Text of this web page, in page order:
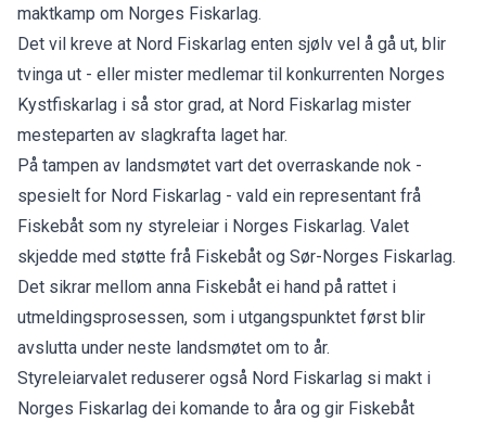
maktkamp om Norges Fiskarlag.
Det vil kreve at Nord Fiskarlag enten sjølv vel å gå ut, blir
tvinga ut - eller mister medlemar til konkurrenten Norges
Kystfiskarlag i så stor grad, at Nord Fiskarlag mister
mesteparten av slagkrafta laget har.
På tampen av landsmøtet vart det overraskande nok -
spesielt for Nord Fiskarlag - vald ein representant frå
Fiskebåt som ny styreleiar i Norges Fiskarlag. Valet
skjedde med støtte frå Fiskebåt og Sør-Norges Fiskarlag.
Det sikrar mellom anna Fiskebåt ei hand på rattet i
utmeldingsprosessen, som i utgangspunktet først blir
avslutta under neste landsmøtet om to år.
Styreleiarvalet reduserer også Nord Fiskarlag si makt i
Norges Fiskarlag dei komande to åra og gir Fiskebåt